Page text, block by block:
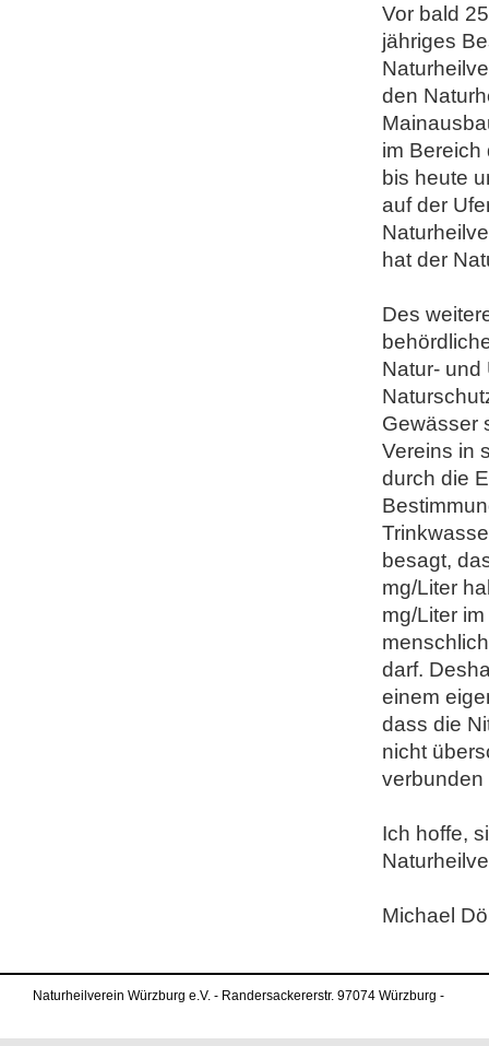
Vor bald
jähriges
den
im Bereich
bis heute
auf der
hat der
Des
Natur- und
Gewässer
Vereins in
durch die
besagt,
mg/Liter
mg/Liter
darf.
einem
dass die
nicht
verbunden
Ich hoffe,
Michael
Naturheilverein Würzburg e.V. - Randersackererstr. 97074 Würzburg -